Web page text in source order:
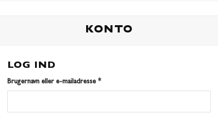
KONTO
LOG IND
Brugernavn eller e-mailadresse *Påkrævet